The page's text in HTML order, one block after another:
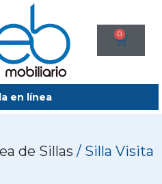
0
en línea
de Sillas / Silla Visita